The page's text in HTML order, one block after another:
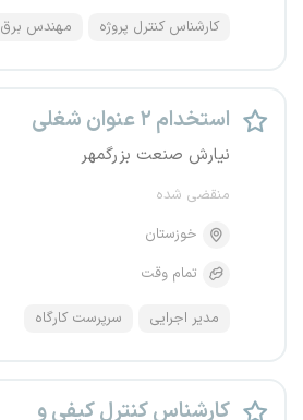
کارشناس کنترل پروژه مهندس برق
استخدام ۲ عنوان شغلی
نیارش صنعت بزرگمهر
منقضی شده
خوزستان
تمام وقت
مدیر اجرایی سرپرست کارگاه
کارشناس کنترل کیفی و